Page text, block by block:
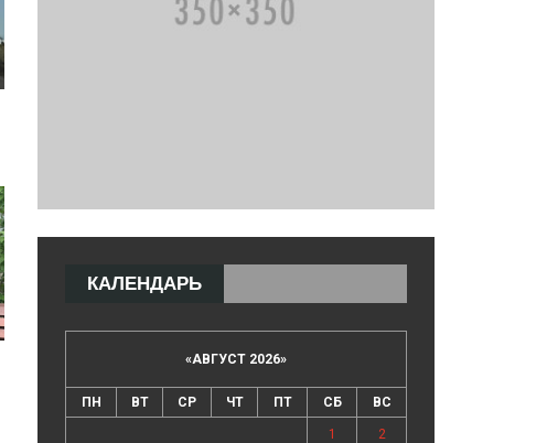
КАЛЕНДАРЬ
«АВГУСТ 2026»
ПН ВТ СР ЧТ ПТ СБ ВС
1 2